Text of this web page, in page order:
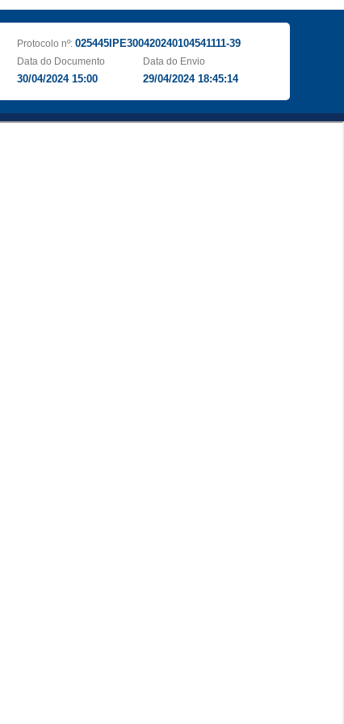
Protocolo nº: 025445IPE300420240104541111-39
Data do Documento
30/04/2024 15:00
Data do Envio
29/04/2024 18:45:14